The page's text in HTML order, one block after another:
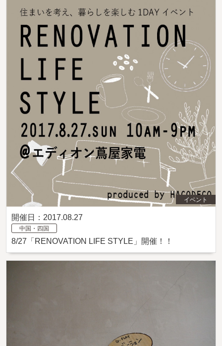
イベント
開催日：2017.08.27
中国・四国
8/27「RENOVATION LIFE STYLE」開催！！